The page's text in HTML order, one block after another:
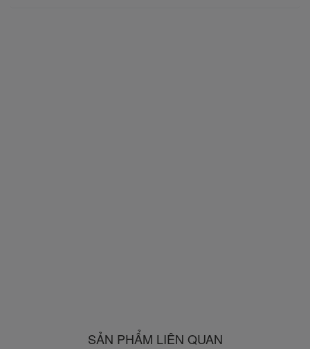
SẢN PHẨM LIÊN QUAN